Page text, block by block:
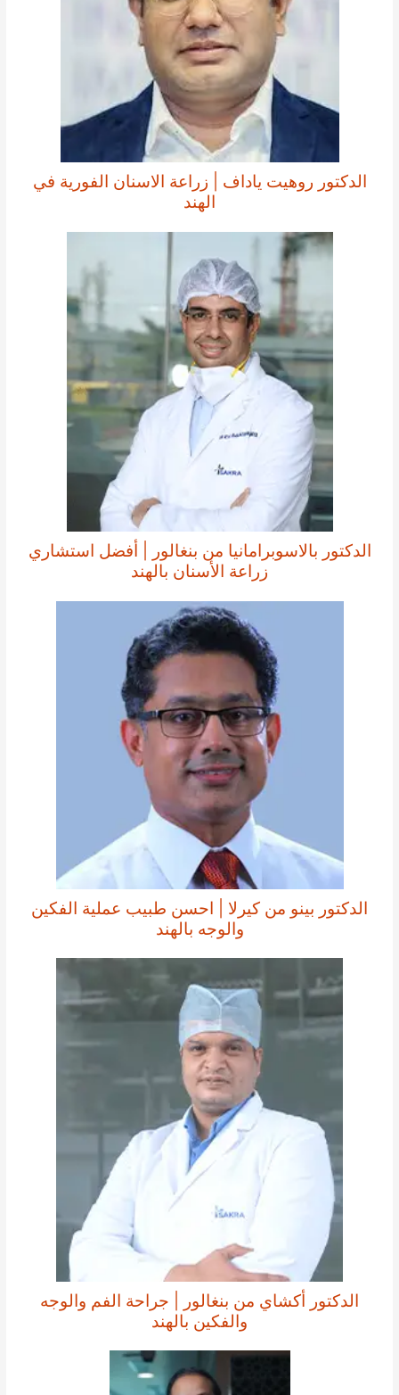
الدكتور روهيت ياداف | زراعة الاسنان الفورية في
الهند
الدكتور بالاسوبرامانيا من بنغالور | أفضل استشاري
زراعة الأسنان بالهند
الدكتور بينو من كيرلا | احسن طبيب عملية الفكين
والوجه بالهند
الدكتور أكشاي من بنغالور | جراحة الفم والوجه
والفكين بالهند